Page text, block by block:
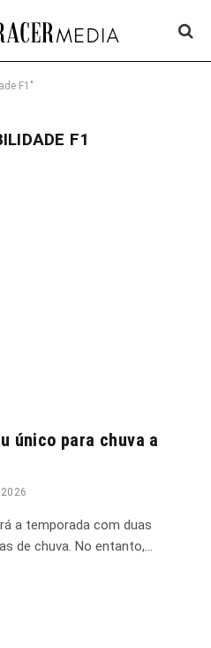
F1"
F1
único para chuva a
2026
a temporada com duas
de chuva. No entanto,…